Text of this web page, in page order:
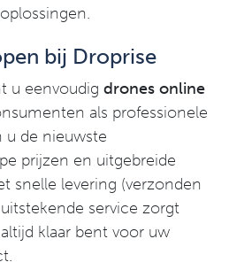
bij Droprise
u eenvoudig drones online
als professionele
u de nieuwste
prijzen en uitgebreide
snelle levering (verzonden
service zorgt
klaar bent voor uw